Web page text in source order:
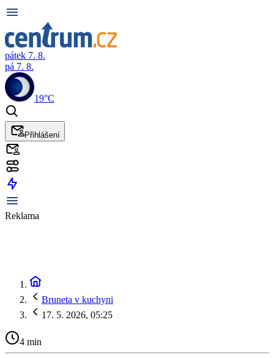
pátek 7. 8.
pá 7. 8.
19°C
Přihlášení
Reklama
Bruneta v kuchyni
17. 5. 2026, 05:25
4 min